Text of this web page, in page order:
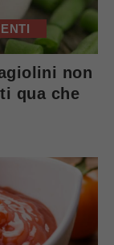
non
qua che